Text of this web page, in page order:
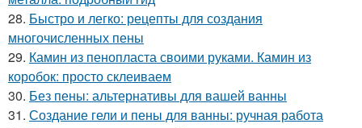
28. Быстро и легко: рецепты для создания
многочисленных пены
29. Камин из пенопласта своими руками. Камин из
коробок: просто склеиваем
30. Без пены: альтернативы для вашей ванны
31. Создание гели и пены для ванны: ручная работа